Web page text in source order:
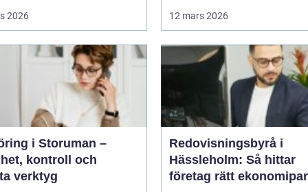
2026 12 mars 2026
i Storuman –
kontroll och
verktyg
Redovisningsbyrå i
Hässleholm: Så hittar
företag rätt